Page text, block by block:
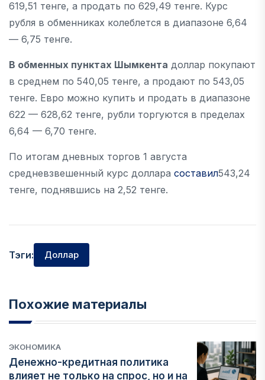
619,51 тенге, а продать по 629,49 тенге. Курс
рубля в обменниках колеблется в диапазоне 6,64
— 6,75 тенге.
В обменных пунктах Шымкента доллар покупают
в среднем по 540,05 тенге, а продают по 543,05
тенге. Евро можно купить и продать в диапазоне
622 — 628,62 тенге, рубли торгуются в пределах
6,64 — 6,70 тенге.
По итогам дневных торгов 1 августа
средневзвешенный курс доллара составил543,24
тенге, поднявшись на 2,52 тенге.
Тэги: Доллар
Похожие материалы
ЭКОНОМИКА
Денежно-кредитная политика
влияет не только на спрос, но и на